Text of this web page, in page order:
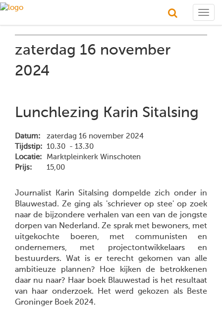
zaterdag 16 november
2024
Lunchlezing Karin Sitalsing
Datum:
zaterdag 16 november 2024
Tijdstip: 10.30 - 13.30
Locatie:
Marktpleinkerk Winschoten
Prijs:
15,00
Journalist Karin Sitalsing dompelde zich onder in
Blauwestad. Ze ging als 'schriever op stee' op zoek
naar de bijzondere verhalen van een van de jongste
dorpen van Nederland. Ze sprak met bewoners, met
uitgekochte boeren, met communisten en
ondernemers, met projectontwikkelaars en
bestuurders. Wat is er terecht gekomen van alle
ambitieuze plannen? Hoe kijken de betrokkenen
daar nu naar? Haar boek Blauwestad is het resultaat
van haar onderzoek. Het werd gekozen als Beste
Groninger Boek 2024.